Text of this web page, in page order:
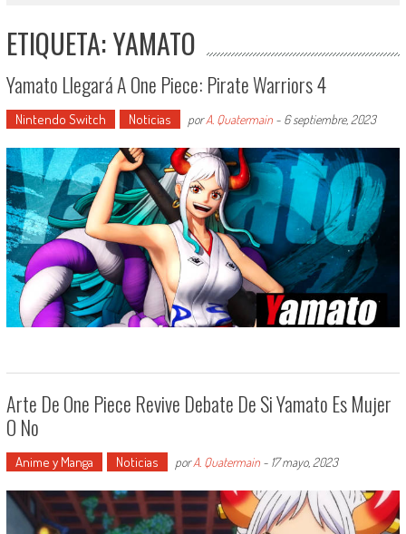
ETIQUETA: YAMATO
Yamato Llegará A One Piece: Pirate Warriors 4
Nintendo Switch Noticias porA. Quatermain- 6 septiembre, 2023
Arte De One Piece Revive Debate De Si Yamato Es Mujer
O No
Anime y Manga Noticias porA. Quatermain- 17 mayo, 2023